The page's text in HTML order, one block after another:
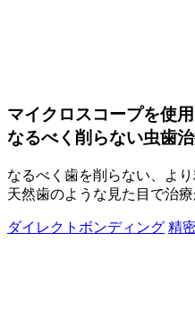
マイクロスコープを使
なるべく削らない虫歯
なるべく歯を削らない、よ
天然歯のような見た目で治療
ダイレクトボンディング 精